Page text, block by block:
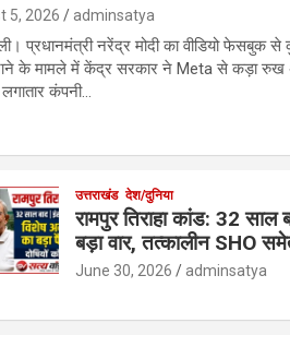
5, 2026 adminsatya
प्रधानमंत्री नरेंद्र मोदी का वीडियो फेसबुक
के मामले में केंद्र सरकार ने Meta से कड़ा रुख
कंपनी…
उत्तराखंड देश/दुनिया
रामपुर तिराहा कांड: 32 साल
बड़ा वार, तत्कालीन SHO
June 30, 2026 adminsatya